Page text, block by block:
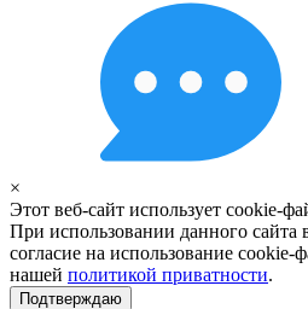
×
Этот веб-сайт использует cookie-
При использовании данного сайта
согласие на использование cookie-
нашей политикой приватности.
Подтверждаю